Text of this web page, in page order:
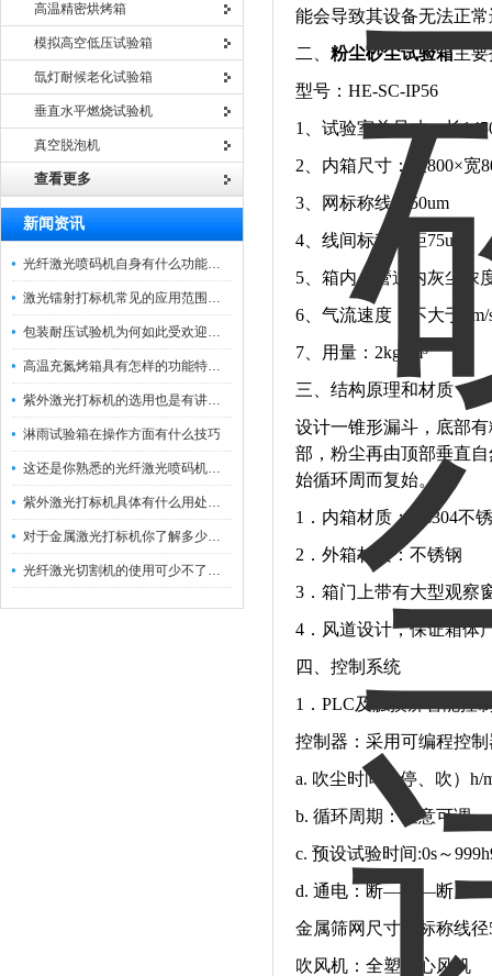
高温精密烘烤箱
模拟高空低压试验箱
氙灯耐候老化试验箱
垂直水平燃烧试验机
真空脱泡机
查看更多
新闻资讯
光纤激光喷码机自身有什么功能？不妨看看下文
激光镭射打标机常见的应用范围如下
包装耐压试验机为何如此受欢迎呢？
高温充氮烤箱具有怎样的功能特点呢？
紫外激光打标机的选用也是有讲究的
淋雨试验箱在操作方面有什么技巧
这还是你熟悉的光纤激光喷码机吗？
紫外激光打标机具体有什么用处呢？
对于金属激光打标机你了解多少呢？
光纤激光切割机的使用可少不了以下步骤
能会导致其设备无法正
二、 粉尘砂尘试验箱主
型号：HE-SC-IP56
1、试验室总尺寸：长
2、内箱尺寸：长800×宽
3、网标称线径50um
4、线间标称间距75um
5、箱内、管道内灰尘浓
6、气流速度：不大于2m/
7、用量：2kg/ m³
三、结构原理和材质：
设计一锥形漏斗，底部
部，粉尘再由顶部垂直
始循环周而复始。
1．内箱材质：sus304不
2．外箱材质：不锈钢
3．箱门上带有大型观察
4．风道设计，保证箱体
四、控制系统
1．PLC及触摸屏智能控
控制器：采用可编程控
a. 吹尘时间（停、吹）h/
b. 循环周期：任意可调
c. 预设试验时间:0s～
d. 通电：断—通—断
金属筛网尺寸：标称线径
吹风机：全塑离心风机